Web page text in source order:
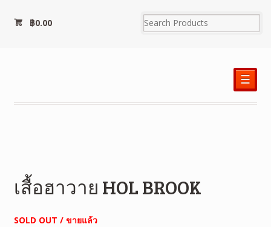
฿0.00
☰
เสื้อฮาวาย HOL BROOK
SOLD OUT / ขายแล้ว